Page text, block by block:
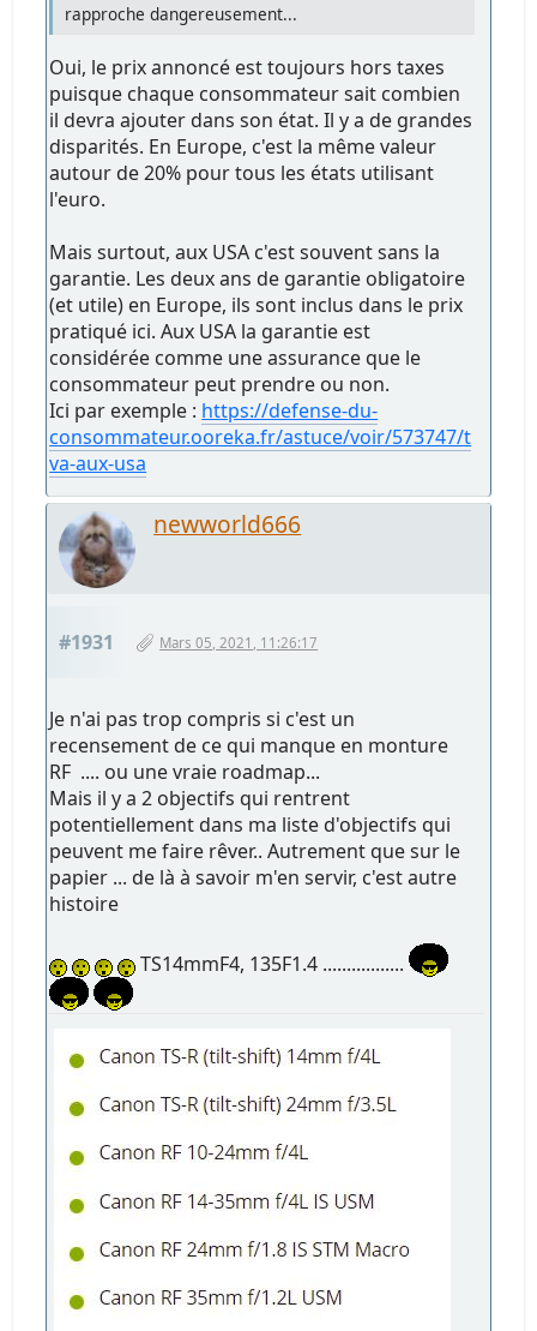
rapproche dangereusement...
Oui, le prix annoncé est toujours hors taxes
puisque chaque consommateur sait combien
il devra ajouter dans son état. Il y a de grandes
disparités. En Europe, c'est la même valeur
autour de 20% pour tous les états utilisant
l'euro.
Mais surtout, aux USA c'est souvent sans la
garantie. Les deux ans de garantie obligatoire
(et utile) en Europe, ils sont inclus dans le prix
pratiqué ici. Aux USA la garantie est
considérée comme une assurance que le
consommateur peut prendre ou non.
Ici par exemple : https://defense-du-
consommateur.ooreka.fr/astuce/voir/573747/t
va-aux-usa
newworld666
#1931 Mars 05, 2021, 11:26:17
Je n'ai pas trop compris si c'est un
recensement de ce qui manque en monture
RF .... ou une vraie roadmap...
Mais il y a 2 objectifs qui rentrent
potentiellement dans ma liste d'objectifs qui
peuvent me faire rêver.. Autrement que sur le
papier ... de là à savoir m'en servir, c'est autre
histoire
TS14mmF4, 135F1.4 .................